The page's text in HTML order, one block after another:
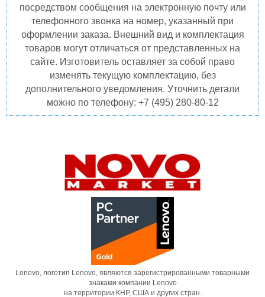
посредством сообщения на электронную почту или
телефонного звонка на номер, указанный при
оформлении заказа. Внешний вид и комплектация
товаров могут отличаться от представленных на
сайте. Изготовитель оставляет за собой право
изменять текущую комплектацию, без
дополнительного уведомления. Уточнить детали
можно по телефону: +7 (495) 280-80-12
Lenovo, логотип Lenovo, являются зарегистрированными товарными
знаками компании Lenovo
на территории КНР, США и других стран.